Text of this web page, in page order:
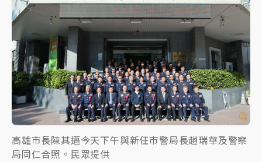
高雄市長陳其邁今天下午與新任市警局長趙瑞華及警察
局同仁合照。民眾提供